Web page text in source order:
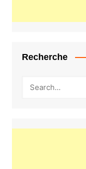
Recherche